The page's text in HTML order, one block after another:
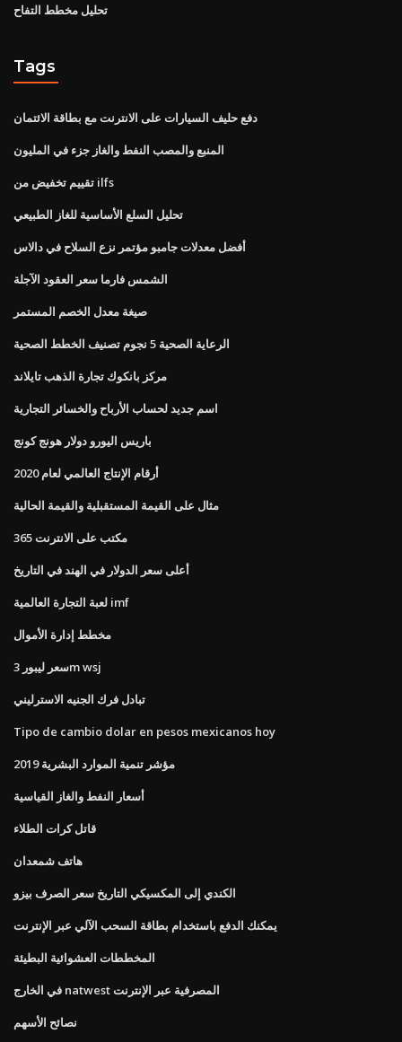
تحليل مخطط التفاح
Tags
دفع حليف السيارات على الانترنت مع بطاقة الائتمان
المنبع والمصب النفط والغاز جزء في المليون
تقييم تخفيض من ilfs
تحليل السلع الأساسية للغاز الطبيعي
أفضل معدلات جامبو مؤتمر نزع السلاح في دالاس
الشمس فارما سعر العقود الآجلة
صيغة معدل الخصم المستمر
الرعاية الصحية 5 نجوم تصنيف الخطط الصحية
مركز بانكوك تجارة الذهب تايلاند
اسم جديد لحساب الأرباح والخسائر التجارية
باريس اليورو دولار هونج كونج
أرقام الإنتاج العالمي لعام 2020
مثال على القيمة المستقبلية والقيمة الحالية
مكتب على الانترنت 365
أعلى سعر الدولار في الهند في التاريخ
لعبة التجارة العالمية imf
مخطط إدارة الأموال
سعر ليبور 3m wsj
تبادل فرك الجنيه الاسترليني
Tipo de cambio dolar en pesos mexicanos hoy
مؤشر تنمية الموارد البشرية 2019
أسعار النفط والغاز القياسية
قاتل كرات الطلاء
هاتف شمعدان
الكندي إلى المكسيكي التاريخ سعر الصرف بيزو
يمكنك الدفع باستخدام بطاقة السحب الآلي عبر الإنترنت
المخططات العشوائية البطيئة
في الخارج natwest المصرفية عبر الإنترنت
نصائح الأسهم